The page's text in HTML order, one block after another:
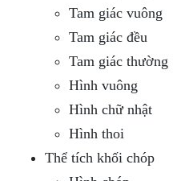
Tam giác vuông
Tam giác đều
Tam giác thường
Hình vuông
Hình chữ nhật
Hình thoi
Thể tích khối chóp